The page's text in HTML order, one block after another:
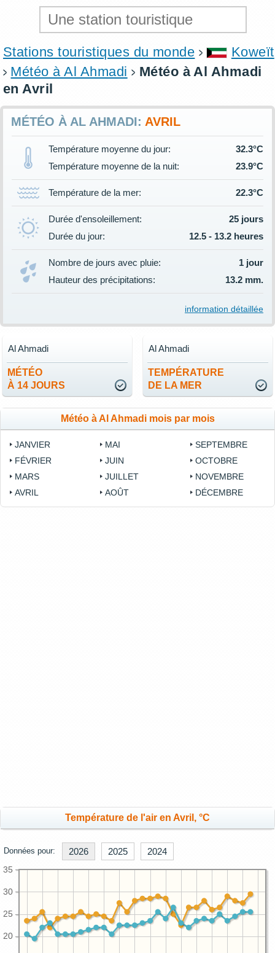
Stations touristiques du monde
Koweït
Météo à Al Ahmadi
Météo à Al Ahmadi
en Avril
MÉTÉO À AL AHMADI: AVRIL
Température moyenne du jour:
32.3°C
Température moyenne de la nuit:
23.9°C
Température de la mer: 22.3°C
Durée d'ensoleillement:
25 jours
Durée du jour:
12.5 - 13.2 heures
Nombre de jours avec pluie:
1 jour
Hauteur des précipitations:
13.2 mm.
information détaillée
MÉTÉO
À 14 JOURS
Al Ahmadi
TEMPÉRATURE
DE LA MER
Al Ahmadi
Météo à Al Ahmadi mois par mois
JANVIER
FÉVRIER
MARS
AVRIL
MAI
JUIN
JUILLET
AOÛT
SEPTEMBRE
OCTOBRE
NOVEMBRE
DÉCEMBRE
Température de l'air en Avril, °C
Données pour: 2026 2025 2024
20
25
30
35